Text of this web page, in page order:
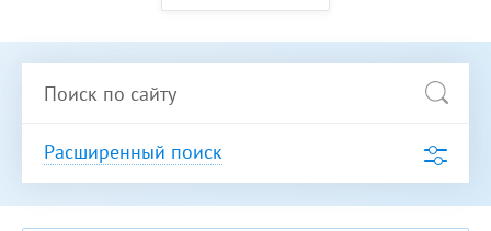
Расширенный поиск